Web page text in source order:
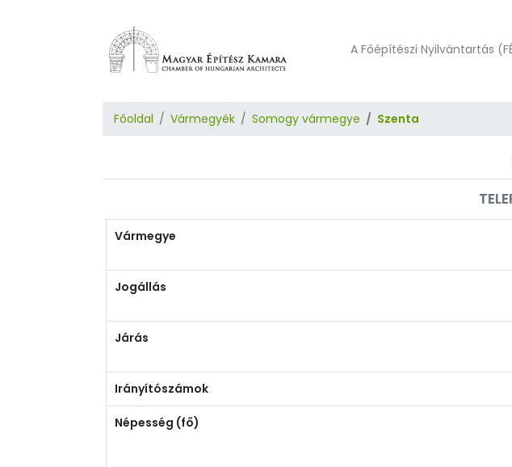
A Főépítészi Nyilvántartás
Főoldal Vármegyék Somogy vármegye Szenta
Vármegye
Jogállás
Járás
Irányítószámok
Népesség (fő)